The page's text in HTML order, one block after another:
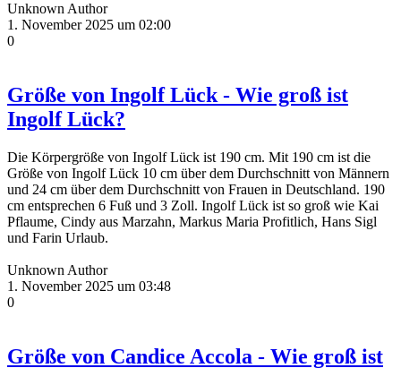
Unknown Author
1. November 2025 um 02:00
0
Größe von Ingolf Lück - Wie groß ist
Ingolf Lück?
Die Körpergröße von Ingolf Lück ist 190 cm. Mit 190 cm ist die
Größe von Ingolf Lück 10 cm über dem Durchschnitt von Männern
und 24 cm über dem Durchschnitt von Frauen in Deutschland. 190
cm entsprechen 6 Fuß und 3 Zoll. Ingolf Lück ist so groß wie Kai
Pflaume, Cindy aus Marzahn, Markus Maria Profitlich, Hans Sigl
und Farin Urlaub.
Unknown Author
1. November 2025 um 03:48
0
Größe von Candice Accola - Wie groß ist